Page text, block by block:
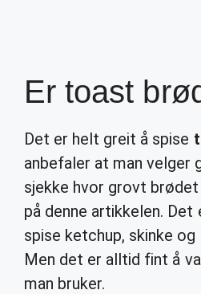
Er toast
Det er helt greit å spise
anbefaler at man velger
sjekke hvor grovt
på denne artikkelen. Det
spise ketchup, skinke
Men det er alltid fint å
man bruker.